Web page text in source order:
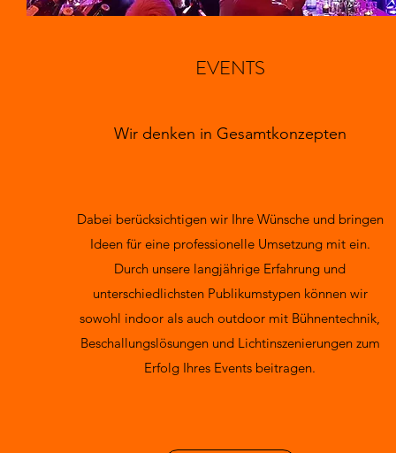
EVENTS
Wir denken in Gesamtkonzepten
Dabei berücksichtigen wir Ihre Wünsche und bringen
Ideen für eine professionelle Umsetzung mit ein.
Durch unsere langjährige Erfahrung und
unterschiedlichsten Publikumstypen können wir
sowohl indoor als auch outdoor mit Bühnentechnik,
Beschallungslösungen und Lichtinszenierungen zum
Erfolg Ihres Events beitragen.